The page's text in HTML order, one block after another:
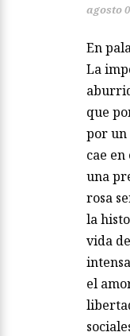
agosto
En
La
que
por un
cae
una
rosa
la
vida
el